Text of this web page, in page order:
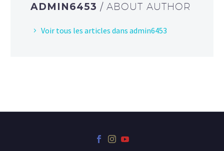
ADMIN6453 / ABOUT AUTHOR
Voir tous les articles dans admin6453